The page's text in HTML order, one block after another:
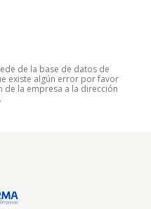
de la base de datos de
existe algún error por favor
la empresa a la dirección